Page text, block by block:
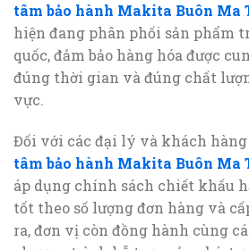
tâm bảo hành Makita Buôn Ma
hiện đang phân phối sản phẩm
quốc, đảm bảo hàng hóa được
đúng thời gian và đúng chất
vực.
Đối với các đại lý và khách hàng
tâm bảo hành Makita Buôn Ma
áp dụng chính sách chiết khấu
tốt theo số lượng đơn hàng và
ra, đơn vị còn đồng hành cùng